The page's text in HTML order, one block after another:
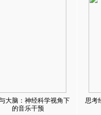
大脑：神经科学视角下
的音乐干预
思考